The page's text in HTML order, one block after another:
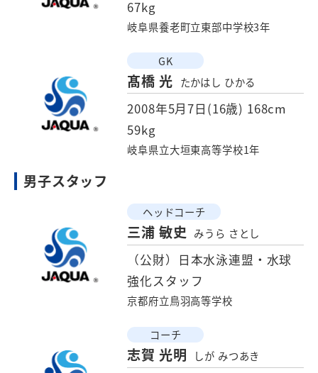
67kg
岐阜県養老町立東部中学校3年
GK
髙橋 光 たかはし ひかる
2008年5月7日(16歳) 168cm
59kg
岐阜県立大垣東高等学校1年
男子スタッフ
ヘッドコーチ
三浦 敏史 みうら さとし
（公財）日本水泳連盟・水球
強化スタッフ
京都府立鳥羽高等学校
コーチ
志賀 光明 しが みつあき